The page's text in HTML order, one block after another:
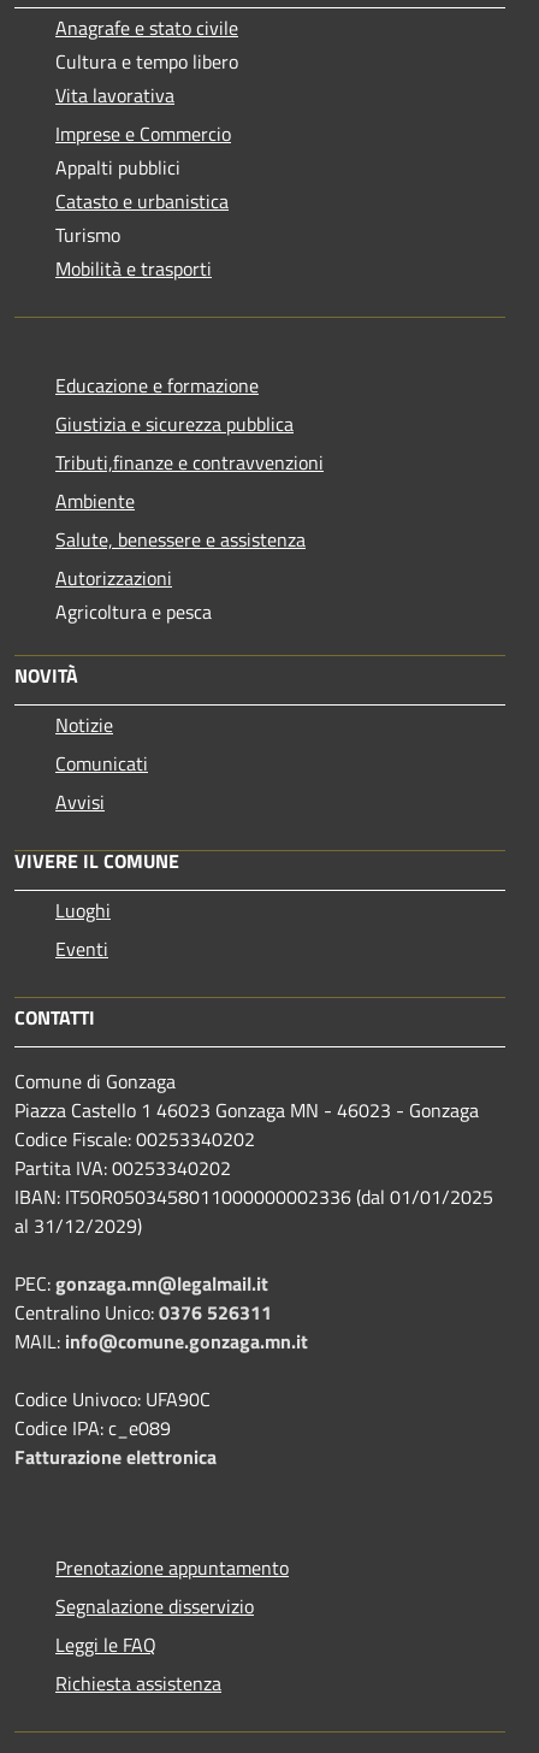
Anagrafe e stato civile
Cultura e tempo libero
Vita lavorativa
Imprese e Commercio
Appalti pubblici
Catasto e urbanistica
Turismo
Mobilità e trasporti
Educazione e formazione
Giustizia e sicurezza pubblica
Tributi,finanze e contravvenzioni
Ambiente
Salute, benessere e assistenza
Autorizzazioni
Agricoltura e pesca
NOVITÀ
Notizie
Comunicati
Avvisi
VIVERE IL COMUNE
Luoghi
Eventi
CONTATTI
Comune di Gonzaga
Piazza Castello 1 46023 Gonzaga MN - 46023 - Gonzaga
Codice Fiscale: 00253340202
Partita IVA: 00253340202
IBAN: IT50R0503458011000000002336 (dal 01/01/2025
al 31/12/2029)
PEC:gonzaga.mn@legalmail.it
Centralino Unico:0376 526311
MAIL: info@comune.gonzaga.mn.it
Codice Univoco: UFA90C
Codice IPA: c_e089
Fatturazione elettronica
Prenotazione appuntamento
Segnalazione disservizio
Leggi le FAQ
Richiesta assistenza